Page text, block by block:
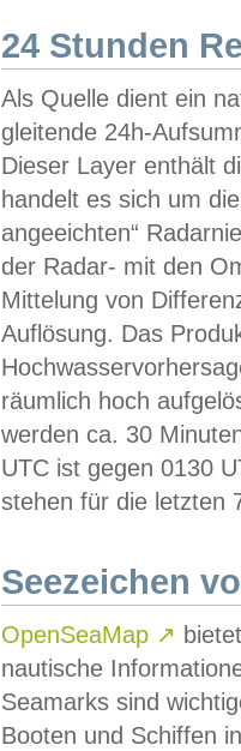
24 Stunden
Als Quelle dient ein
gleitende 24h-
Dieser Layer enthält
handelt es sich um
angeeichten“
der Radar- mit den
Mittelung von
Auflösung. Das
räumlich hoch
werden ca. 30
UTC ist gegen 0130
stehen für die letzten
Seezeichen
OpenSeaMap ↗
nautische
Seamarks sind
Booten und Schiffen